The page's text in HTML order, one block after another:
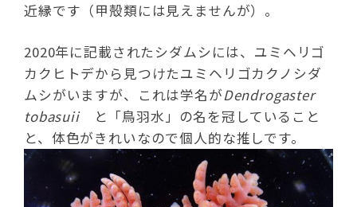
近縁です（甲殻類には見えませんが）。
2020年に記載されたシダムシには、ユミヘリゴ
カクヒトデから見つけたユミヘリゴカクノシダ
ムシがいますが、これは学名がDendrogaster
tobasuiiと「鳥羽水」の名を冠していること
と、体色がきれいなので個人的な推しです。